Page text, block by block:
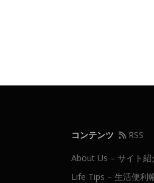
コンテンツ
RSS
About Us – サイト紹
Life Tips – 生活便利